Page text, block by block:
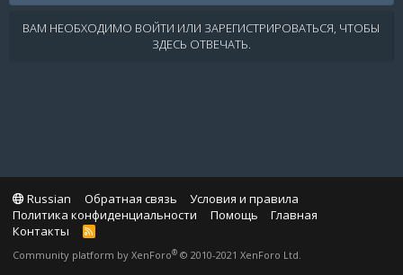
a
c
t
ВАМ НЕОБХОДИМО ВОЙТИ ИЛИ ЗАРЕГИСТРИРОВАТЬСЯ, ЧТОБЫ
ЗДЕСЬ ОТВЕЧАТЬ.
Russian Обратная связь
Условия и правила
Политика конфиденциальности
Помощь
Главная
Контакты
R
S
Community platform by XenForo® © 2010-2021 XenForo Ltd.